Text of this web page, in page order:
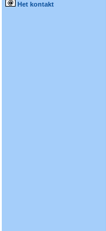
Het kontakt